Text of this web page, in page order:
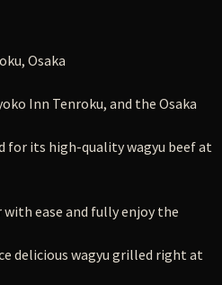
Osaka
Inn Tenroku, and the Osaka
for its high-quality wagyu beef at
with ease and fully enjoy the
delicious wagyu grilled right at